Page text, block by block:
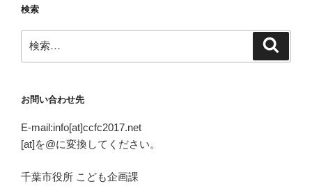
検索
索:
お問い合わせ先
E-mail:info[at]ccfc2017.net
[at]を@に変換してください。
千葉市役所 こども企画課